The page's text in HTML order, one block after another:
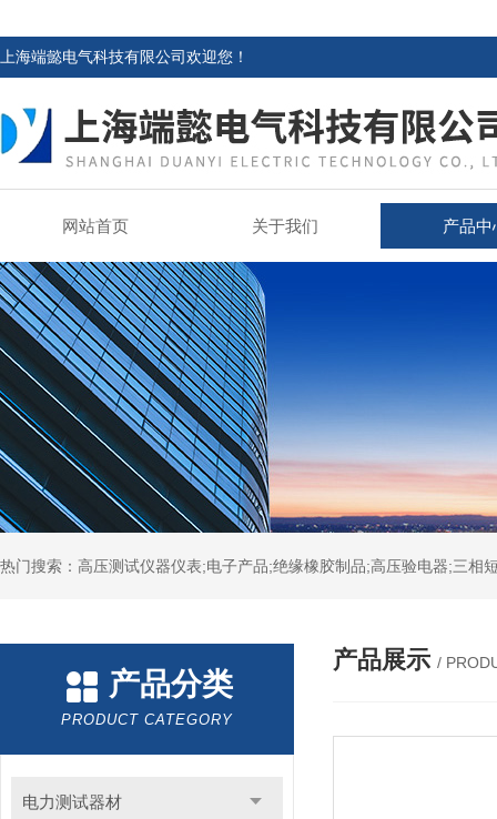
上海端懿电气科技有限公司欢迎您！
网站首页 关于我们 产品中
热门搜索：高压测试仪器仪表;电子产品;绝缘橡胶制品;高压验电器;三
产品分类
PRODUCT CATEGORY
电力测试器材
产品展示 /